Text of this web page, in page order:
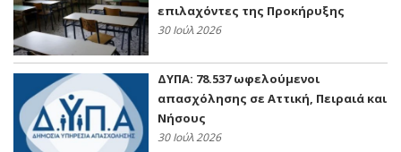
επιλαχόντες της Προκήρυξης
30 Ιούλ 2026
ΔΥΠΑ: 78.537 ωφελούμενοι
απασχόλησης σε Αττική, Πειραιά και
Νήσους
30 Ιούλ 2026